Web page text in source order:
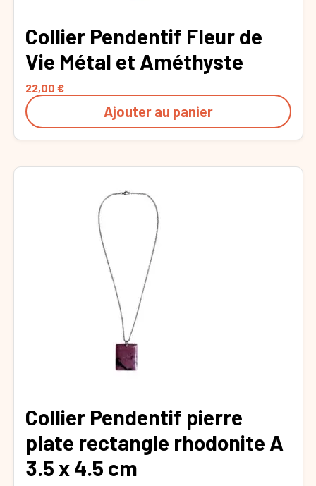
Collier Pendentif Fleur de
Vie Métal et Améthyste
22,00 €
Ajouter au panier
Collier Pendentif pierre
plate rectangle rhodonite A
3.5 x 4.5 cm